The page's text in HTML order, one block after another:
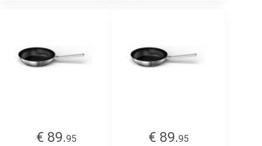
€ 89.95
€ 89.95